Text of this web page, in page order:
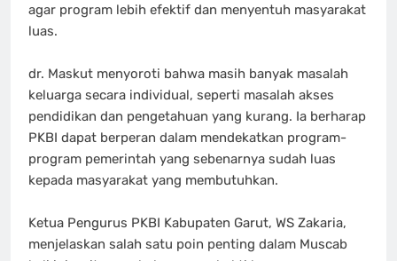
agar program lebih efektif dan menyentuh masyarakat
luas.
‎dr. Maskut menyoroti bahwa masih banyak masalah
keluarga secara individual, seperti masalah akses
pendidikan dan pengetahuan yang kurang. Ia berharap
PKBI dapat berperan dalam mendekatkan program-
program pemerintah yang sebenarnya sudah luas
kepada masyarakat yang membutuhkan.
‎​Ketua Pengurus PKBI Kabupaten Garut, WS Zakaria,
menjelaskan salah satu poin penting dalam Muscab